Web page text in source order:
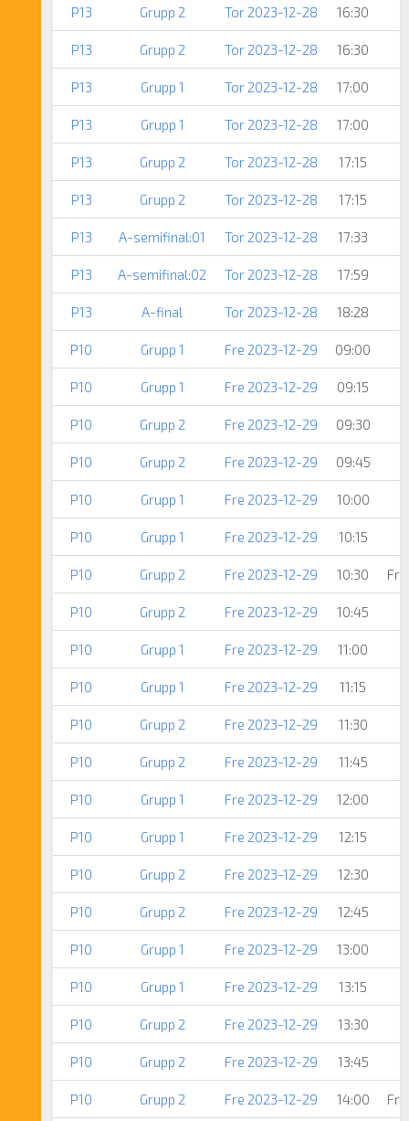
P13 Grupp 2 Tor 2023-12-28 16:30
P13 Grupp 2 Tor 2023-12-28 16:30
P13 Grupp 1 Tor 2023-12-28 17:00
P13 Grupp 1 Tor 2023-12-28 17:00
P13 Grupp 2 Tor 2023-12-28 17:15
P13 Grupp 2 Tor 2023-12-28 17:15
P13 A-semifinal:01 Tor 2023-12-28 17:33
P13 A-semifinal:02 Tor 2023-12-28 17:59
P13 A-final Tor 2023-12-28 18:28
P10 Grupp 1 Fre 2023-12-29 09:00
P10 Grupp 1 Fre 2023-12-29 09:15
P10 Grupp 2 Fre 2023-12-29 09:30
P10 Grupp 2 Fre 2023-12-29 09:45
P10 Grupp 1 Fre 2023-12-29 10:00
P10 Grupp 1 Fre 2023-12-29 10:15
P10 Grupp 2 Fre 2023-12-29 10:30
P10 Grupp 2 Fre 2023-12-29 10:45
P10 Grupp 1 Fre 2023-12-29 11:00
P10 Grupp 1 Fre 2023-12-29 11:15
P10 Grupp 2 Fre 2023-12-29 11:30
P10 Grupp 2 Fre 2023-12-29 11:45
P10 Grupp 1 Fre 2023-12-29 12:00
P10 Grupp 1 Fre 2023-12-29 12:15
P10 Grupp 2 Fre 2023-12-29 12:30
P10 Grupp 2 Fre 2023-12-29 12:45
P10 Grupp 1 Fre 2023-12-29 13:00
P10 Grupp 1 Fre 2023-12-29 13:15
P10 Grupp 2 Fre 2023-12-29 13:30
P10 Grupp 2 Fre 2023-12-29 13:45
P10 Grupp 2 Fre 2023-12-29 14:00